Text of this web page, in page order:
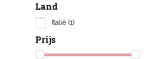
Land
Italië (1)
Prijs